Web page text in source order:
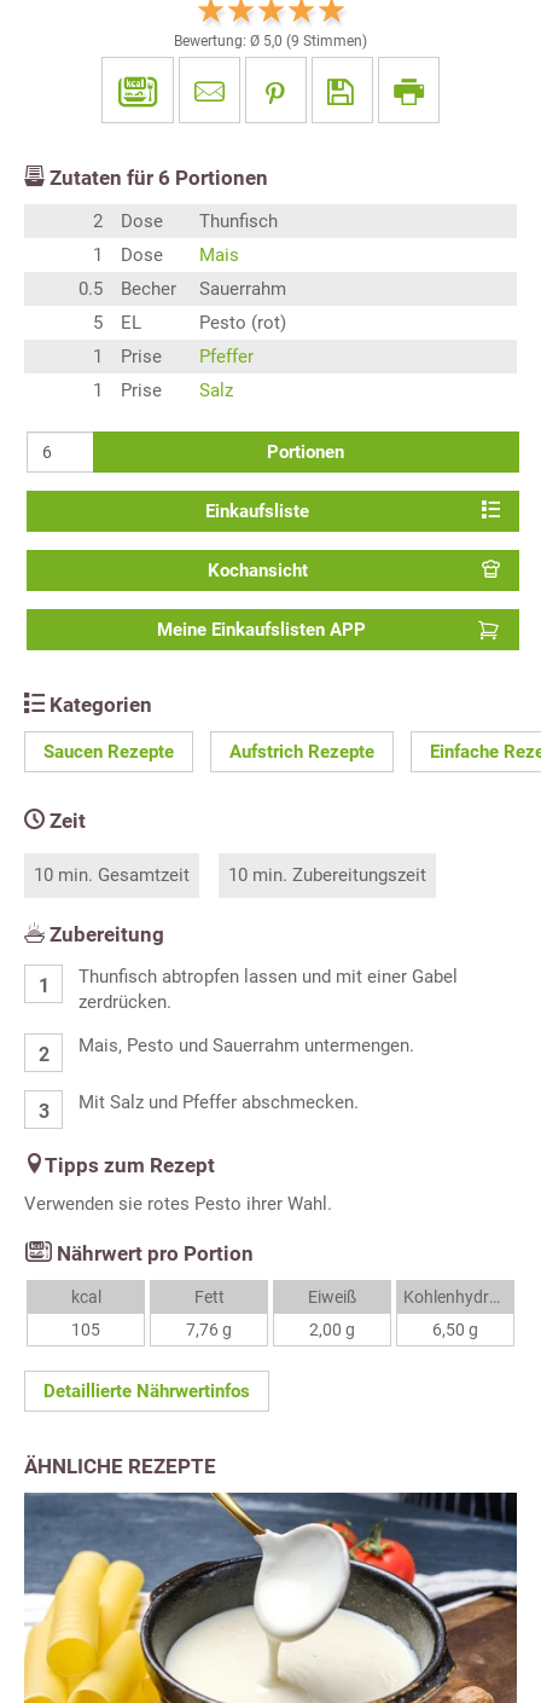
Bewertung: Ø 5,0 (9 Stimmen)
Zutaten für 6 Portionen
2 Dose
Thunfisch
1
Dose
Mais
0.5
Becher
Sauerrahm
5
EL
Pesto (rot)
1
Prise
Pfeffer
1
Prise Salz
Portionen
Einkaufsliste
Kochansicht
Meine Einkaufslisten APP
Kategorien
Saucen Rezepte Aufstrich Rezepte Einfache
Zeit
10 min. Gesamtzeit 10 min. Zubereitungszeit
Zubereitung
Thunfisch abtropfen lassen und mit einer Gabel
zerdrücken.
Mais, Pesto und Sauerrahm untermengen.
Mit Salz und Pfeffer abschmecken.
Tipps zum Rezept
Verwenden sie rotes Pesto ihrer Wahl.
Nährwert pro Portion
kcal
105
Fett
7,76 g
Eiweiß
2,00 g
Kohlenhydrate
6,50 g
Detaillierte Nährwertinfos
ÄHNLICHE REZEPTE